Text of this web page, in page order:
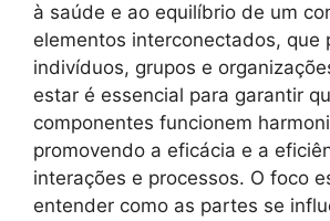
à saúde e ao equilíbrio de um
elementos interconectados, que
indivíduos, grupos e
estar é essencial para garantir
componentes funcionem
promovendo a eficácia e a
interações e processos. O foco
entender como as partes se